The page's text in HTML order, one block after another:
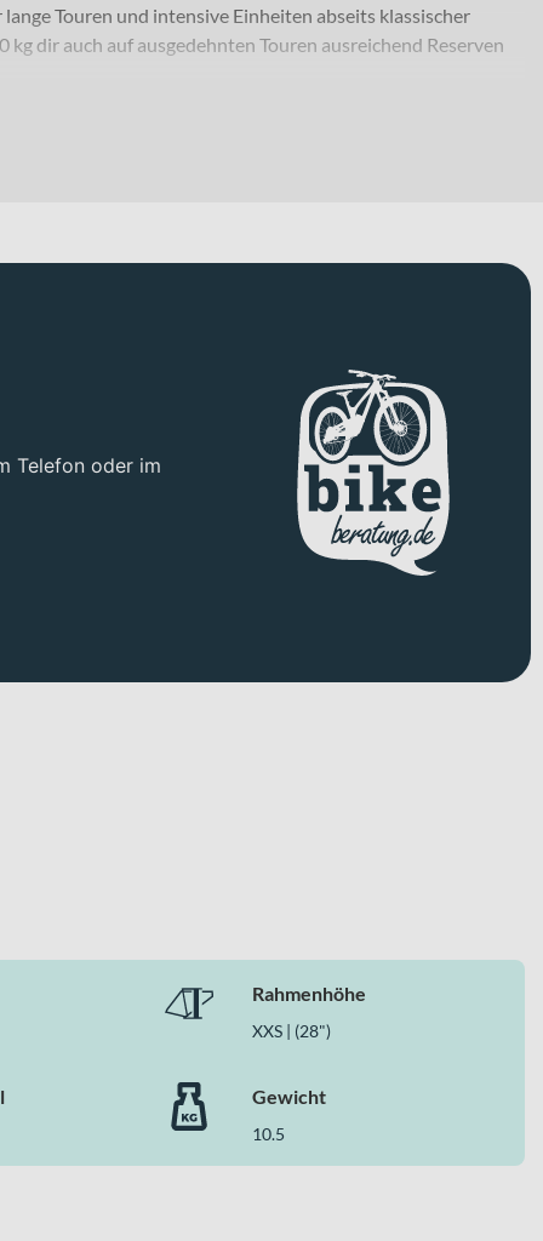
Touren und intensive Einheiten abseits klassischer
dir auch auf ausgedehnten Touren ausreichend Reserven
CN-M6100-12 Kette für eine präzise
montiert, die auf Grip und Vielseitigkeit im Gravel-
der Komponenten.
Telefon oder im
Rahmenhöhe
XXS | (28")
Gewicht
10.5